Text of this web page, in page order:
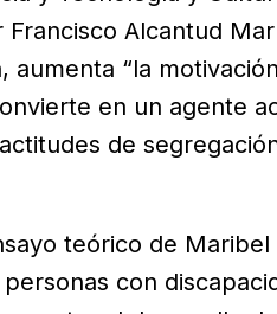
Alcantud
aumenta “la
en un agente
de
teórico de
con